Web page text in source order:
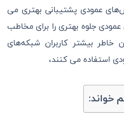
عمودی پشتیبانی بهتری می
جلوه بهتری را برای مخاطب
خاطر بیشتر کاربران شبکه‌های
استفاده می کنند،
خواند: